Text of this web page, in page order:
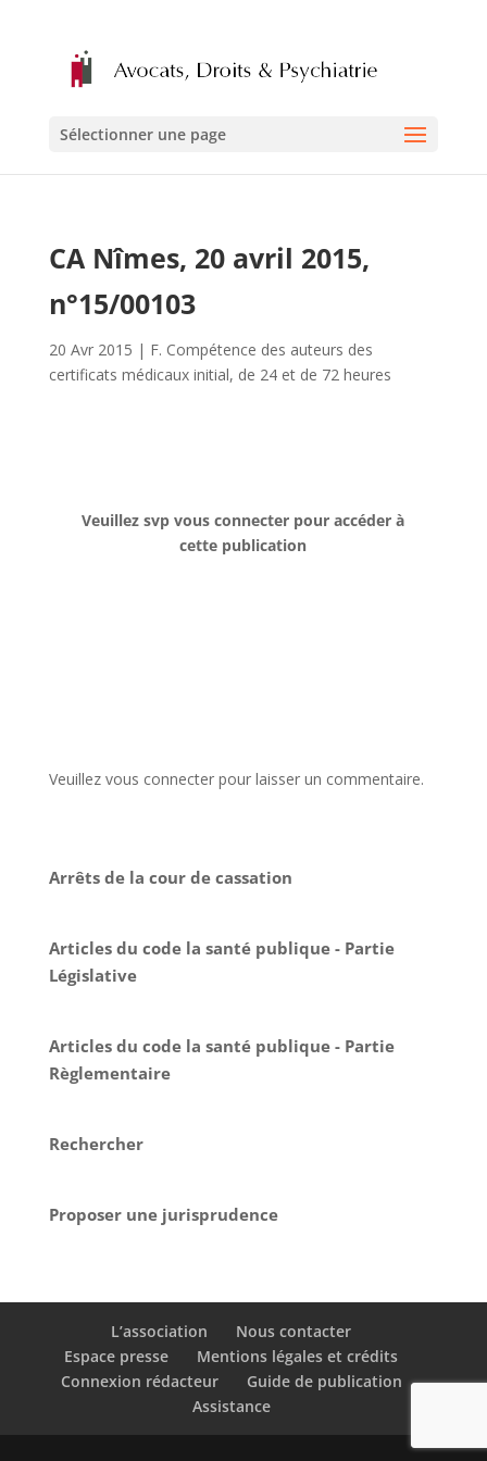
Sélectionner une page
CA Nîmes, 20 avril 2015,
n°15/00103
20 Avr 2015 | F. Compétence des auteurs des
certificats médicaux initial, de 24 et de 72 heures
Veuillez svp vous connecter pour accéder à
cette publication
Veuillez vous connecter pour laisser un commentaire.
Arrêts de la cour de cassation
Articles du code la santé publique - Partie
Législative
Articles du code la santé publique - Partie
Règlementaire
Rechercher
Proposer une jurisprudence
L’association
Nous contacter
Espace presse
Mentions légales et crédits
Connexion rédacteur
Guide de publication
Assistance